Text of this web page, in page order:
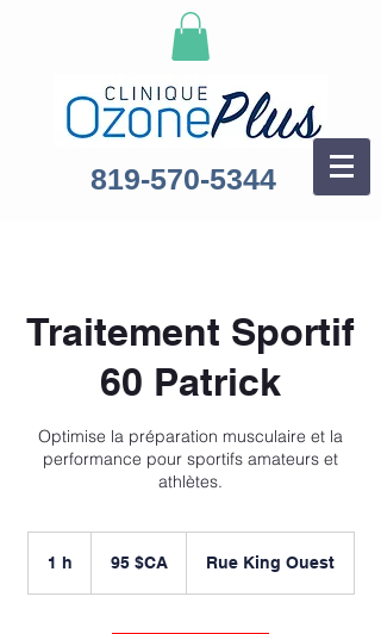
819-570-5344
Traitement Sportif
60 Patrick
Optimise la préparation musculaire et la
performance pour sportifs amateurs et
athlètes.
1 h
canadiens
95 $CA Rue King Ouest